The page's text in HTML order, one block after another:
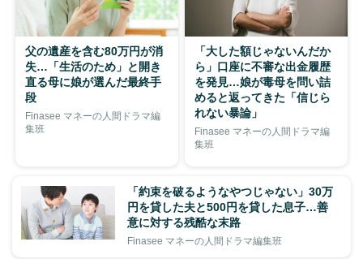
父の遺産を含む80万円が消
失…「生活のため」と開き
直る母に娘が選んだ最終手
段
Finasee マネーの人間ドラマ編
集班
「大した額じゃないんだか
ら」口座に不審な出金履歴
を発見…娘が毒母を問い詰
めると返ってきた「信じら
れない暴論」
Finasee マネーの人間ドラマ編
集班
「約束を破るようなやつじゃない」30万
円を貸した夫と500円を貸した息子…善
意に対する残酷な末路
Finasee マネーの人間ドラマ編集班